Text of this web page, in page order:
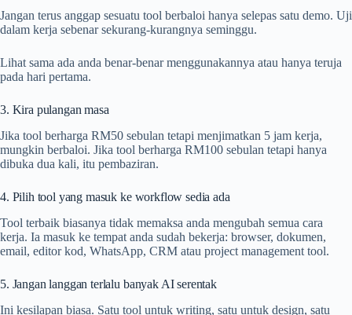
Jangan terus anggap sesuatu tool berbaloi hanya selepas satu demo. Uji
dalam kerja sebenar sekurang-kurangnya seminggu.
Lihat sama ada anda benar-benar menggunakannya atau hanya teruja
pada hari pertama.
3. Kira pulangan masa
Jika tool berharga RM50 sebulan tetapi menjimatkan 5 jam kerja,
mungkin berbaloi. Jika tool berharga RM100 sebulan tetapi hanya
dibuka dua kali, itu pembaziran.
4. Pilih tool yang masuk ke workflow sedia ada
Tool terbaik biasanya tidak memaksa anda mengubah semua cara
kerja. Ia masuk ke tempat anda sudah bekerja: browser, dokumen,
email, editor kod, WhatsApp, CRM atau project management tool.
5. Jangan langgan terlalu banyak AI serentak
Ini kesilapan biasa. Satu tool untuk writing, satu untuk design, satu